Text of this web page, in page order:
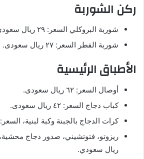
ركن الشوربة
شوربة البروكلي السعر: ٢٩ ريال سعودى.
شوربة الفطر السعر: ٢٧ ريال سعودى.
الأطباق الرئيسية
أوصال السعر: ٦٢ ريال سعودى.
كباب دجاج السعر: ٤٢ ريال سعودى.
كرات الدجاج بالجبنة وكبة لبنية، السعر: ٥٨ ريال سعودي.
ريال سعودي.